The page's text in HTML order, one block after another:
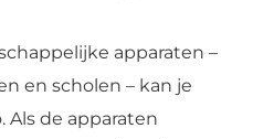
apparaten –
en scholen – kan je
Als de apparaten